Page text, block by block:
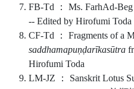
FB-Td ： Ms. FarhAd-
-- Edited by Hirofumi Toda
CF-Td ： Fragments of a
saddhamapuṇḍarīkasūtra
Hirofumi Toda
LM-JZ ： Sanskrit Lotus